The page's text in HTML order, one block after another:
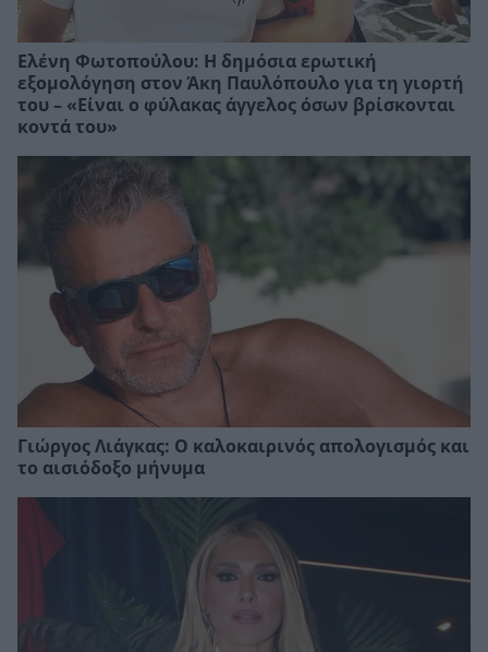
Ελένη Φωτοπούλου: Η δημόσια ερωτική
εξομολόγηση στον Άκη Παυλόπουλο για τη γιορτή
του – «Είναι ο φύλακας άγγελος όσων βρίσκονται
κοντά του»
Γιώργος Λιάγκας: Ο καλοκαιρινός απολογισμός και
το αισιόδοξο μήνυμα